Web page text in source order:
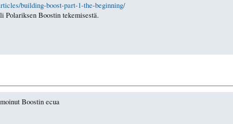
building-boost-part-1-the-beginning/
Polariksen Boostin tekemisestä.
Boostin ecua